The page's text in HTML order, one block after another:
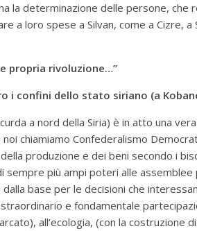
la determinazione delle persone,
a loro spese a Silvan, come a Cizre,
propria rivoluzione…”
i confini dello stato siriano (a
a nord della Siria) è in atto una
chiamiamo Confederalismo
produzione e dei beni secondo i
sempre più ampi poteri alle
base per le decisioni che
e fondamentale
all’ecologia, (con la costruzione